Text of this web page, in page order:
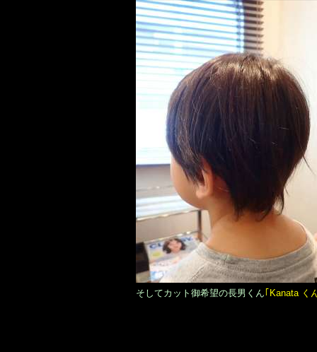
そしてカット御希望の長男くん ｢Kanata く